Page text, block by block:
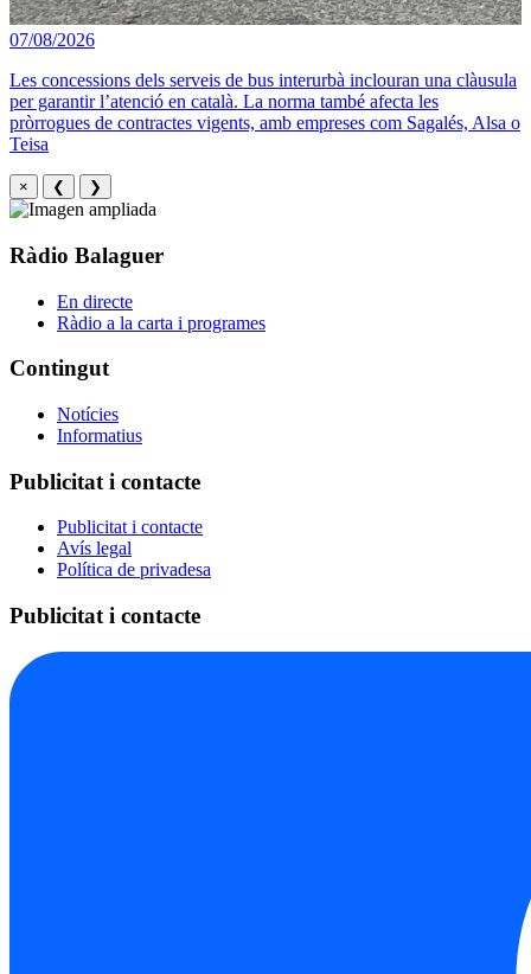
07/08/2026
Les concessions dels serveis de bus interurbà inclouran una clàusula
per garantir l’atenció en català. La norma també afecta les
pròrrogues de contractes vigents, amb empreses com Sagalés, Alsa o
Teisa
× ❮ ❯
Ràdio Balaguer
En directe
Ràdio a la carta i programes
Contingut
Notícies
Informatius
Publicitat i contacte
Publicitat i contacte
Avís legal
Política de privadesa
Publicitat i contacte